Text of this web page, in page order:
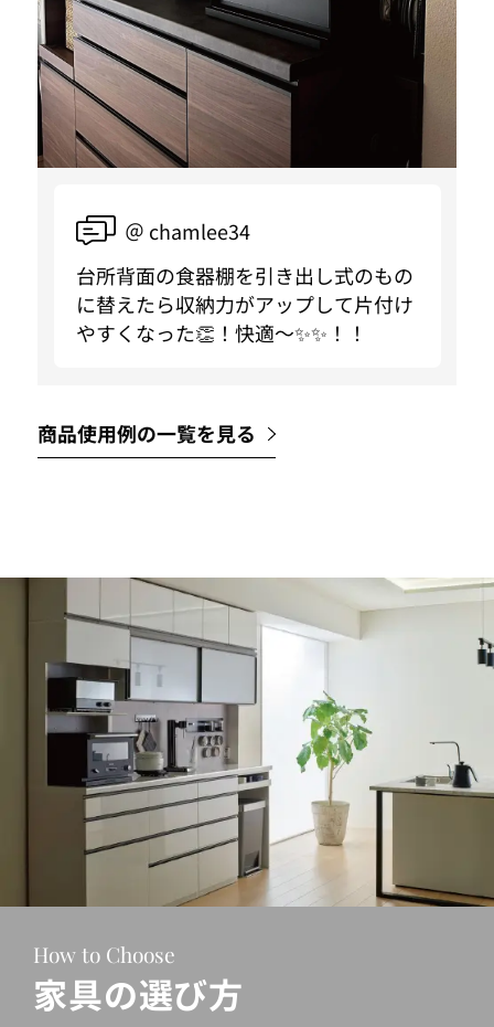
＠ chamlee34
台所背面の食器棚を引き出し式のもの
に替えたら収納力がアップして片付け
やすくなった👏！快適〜✨✨！！
商品使用例の一覧を見る
How to Choose
家具の選び方